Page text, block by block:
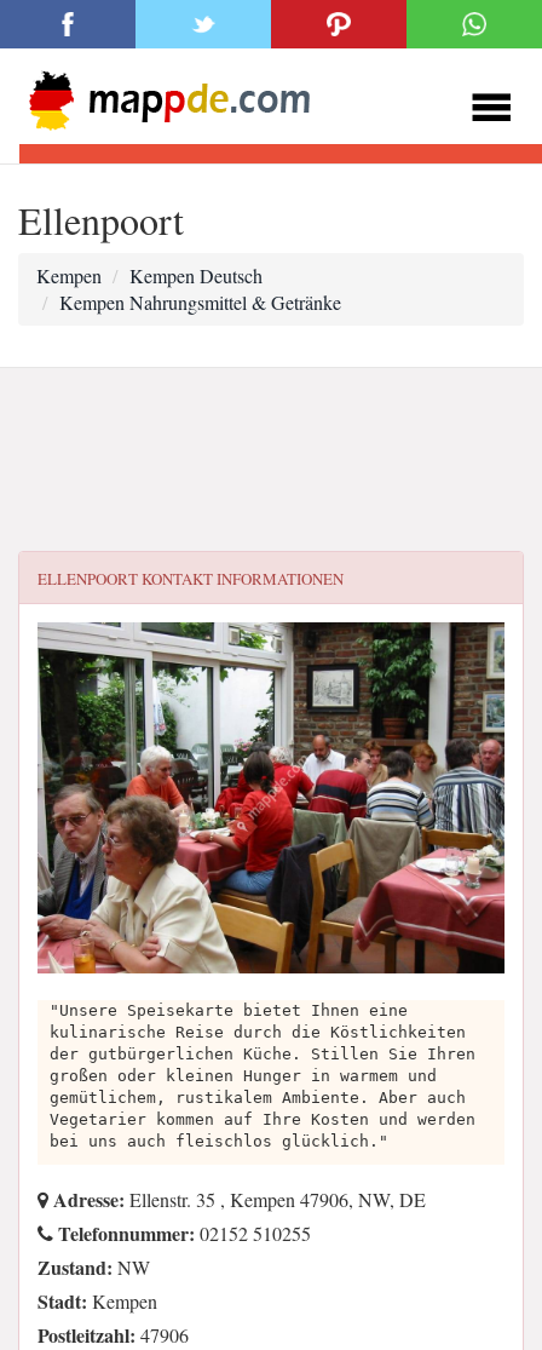
Ellenpoort
Kempen
Kempen Deutsch
Kempen Nahrungsmittel & Getränke
ELLENPOORTKONTAKT INFORMATIONEN
"Unsere Speisekarte bietet Ihnen eine
kulinarische Reise durch die Köstlichkeiten
der gutbürgerlichen Küche. Stillen Sie Ihren
großen oder kleinen Hunger in warmem und
gemütlichem, rustikalem Ambiente. Aber auch
Vegetarier kommen auf Ihre Kosten und werden
bei uns auch fleischlos glücklich."
Adresse: Ellenstr. 35 , Kempen 47906, NW, DE
Telefonnummer: 02152 510255
Zustand: NW
Stadt: Kempen
Postleitzahl: 47906